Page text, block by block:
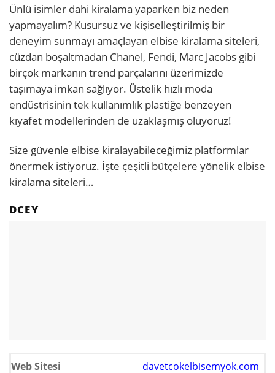
Ünlü isimler dahi kiralama yaparken biz neden
yapmayalım? Kusursuz ve kişiselleştirilmiş bir
deneyim sunmayı amaçlayan elbise kiralama siteleri,
cüzdan boşaltmadan Chanel, Fendi, Marc Jacobs gibi
birçok markanın trend parçalarını üzerimizde
taşımaya imkan sağlıyor. Üstelik hızlı moda
endüstrisinin tek kullanımlık plastiğe benzeyen
kıyafet modellerinden de uzaklaşmış oluyoruz!
Size güvenle elbise kiralayabileceğimiz platformlar
önermek istiyoruz. İşte çeşitli bütçelere yönelik elbise
kiralama siteleri…
DCEY
Web Sitesi davetcokelbisemyok.com